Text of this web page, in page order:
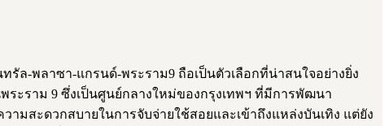
ล-พลาซา-แกรนด์-พระราม9 ถือเป็นตัวเลือกที่น่าสนใจอย่างยิ่ง
ระราม 9 ซึ่งเป็นศูนย์กลางใหม่ของกรุงเทพฯ ที่มีการพัฒนา
มสะดวกสบายในการจับจ่ายใช้สอยและเข้าถึงแหล่งบันเทิง แต่ยัง